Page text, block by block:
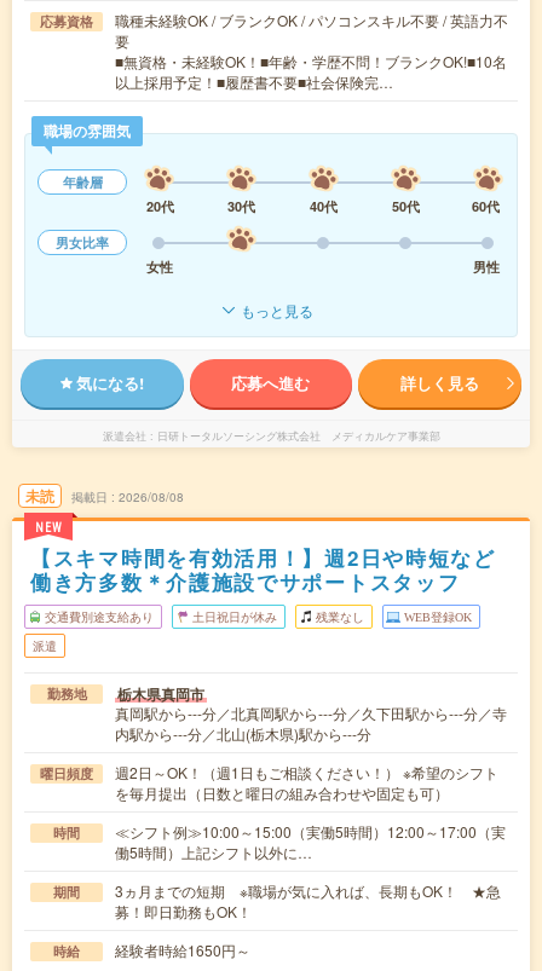
応募資格
職種未経験OK / ブランクOK / パソコンスキル不要 / 英語力不
要
■無資格・未経験OK！■年齢・学歴不問！ブランクOK!■10名
以上採用予定！■履歴書不要■社会保険完…
職場の雰囲気
年齢層
20代
30代 40代 50代
60代
男女比率
女性
男性
もっと見る
気になる! 応募へ進む 詳しく見る
派遣会社 日研トータルソーシング株式会社 メディカルケア事業部
未読
NEW
掲載日 2026/08/08
【スキマ時間を有効活用！】週2日や時短など
働き方多数＊介護施設でサポートスタッフ
交通費別途支給あり 土日祝日が休み 残業なし WEB登録OK
派遣
勤務地 栃木県真岡市
真岡駅から---分／北真岡駅から---分／久下田駅から---分／寺
内駅から---分／北山(栃木県)駅から---分
曜日頻度
週2日～OK！（週1日もご相談ください！） ※希望のシフト
を毎月提出（日数と曜日の組み合わせや固定も可）
時間
≪シフト例≫10:00～15:00（実働5時間）12:00～17:00（実
働5時間）上記シフト以外に…
期間
3ヵ月までの短期 ※職場が気に入れば、長期もOK！ ★急
募！即日勤務もOK！
時給 経験者時給1650円～